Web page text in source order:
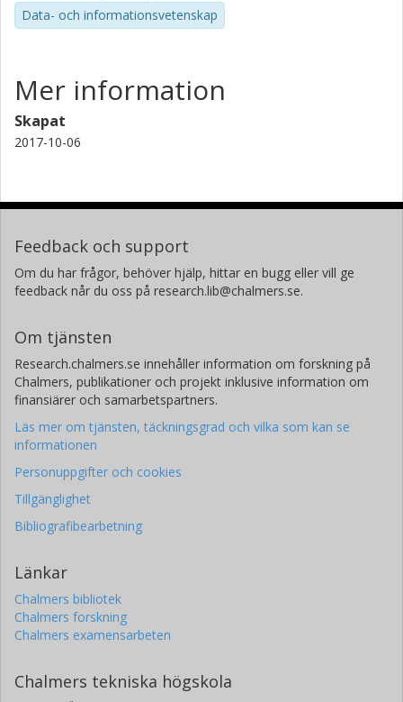
Data- och informationsvetenskap
Mer information
Skapat
2017-10-06
Feedback och support
Om du har frågor, behöver hjälp, hittar en bugg eller vill ge
feedback når du oss på research.lib@chalmers.se.
Om tjänsten
Research.chalmers.se innehåller information om forskning på
Chalmers, publikationer och projekt inklusive information om
finansiärer och samarbetspartners.
Läs mer om tjänsten, täckningsgrad och vilka som kan se
informationen
Personuppgifter och cookies
Tillgänglighet
Bibliografibearbetning
Länkar
Chalmers bibliotek
Chalmers forskning
Chalmers examensarbeten
Chalmers tekniska högskola